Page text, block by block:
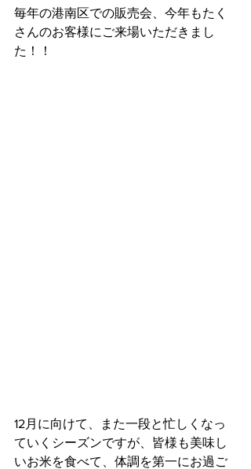
毎年の港南区での販売会、今年もたく
さんのお客様にご来場いただきまし
た！！
12月に向けて、また一段と忙しくなっ
ていくシーズンですが、皆様も美味し
いお米を食べて、体調を第一にお過ご